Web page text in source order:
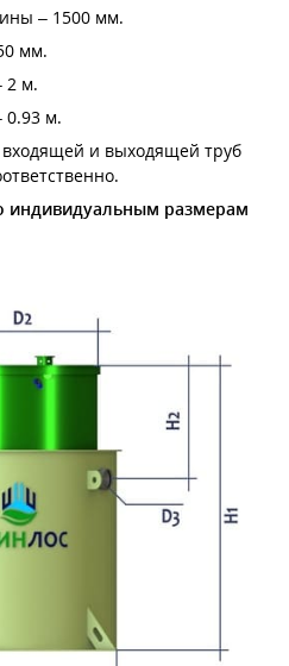
– 1500 мм.
мм.
2 м.
м.
и выходящей труб
индивидуальным размерам